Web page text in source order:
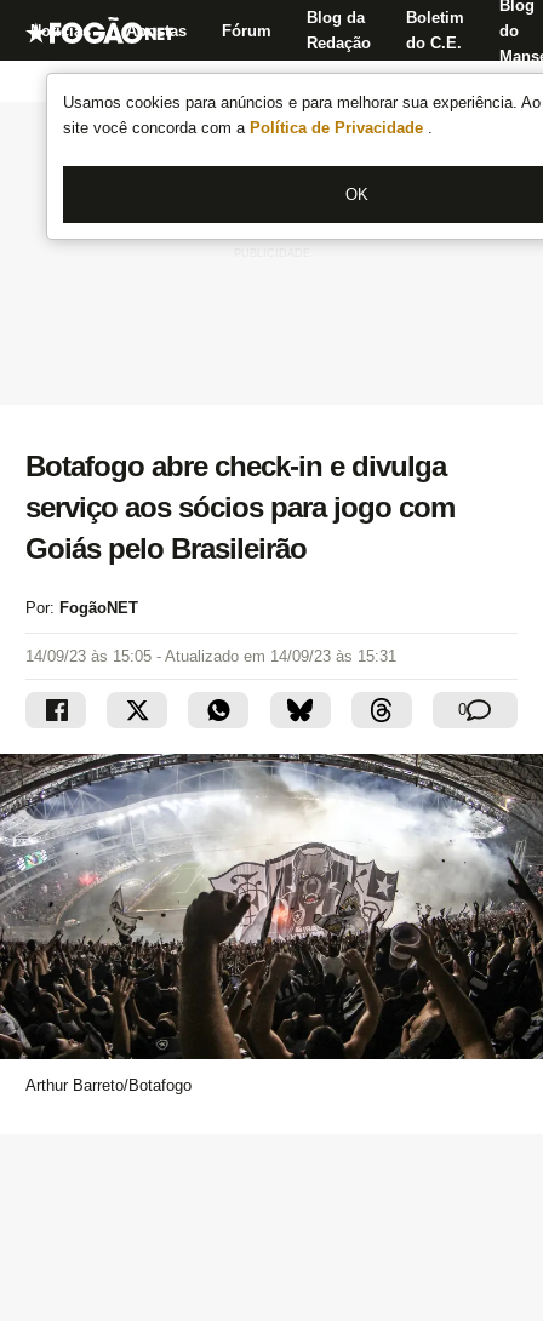
Usamos cookies para anúncios e para melhorar sua experiência.
site você concorda com a Política de Privacidade .
OK
Notícias Apostas Fórum
Blog da
Redação
Boletim
do C.E.
Blog
do
Botafogo abre check-in e divulga
serviço aos sócios para jogo com
Goiás pelo Brasileirão
Por: FogãoNET
14/09/23 às 15:05 - Atualizado em 14/09/23 às 15:31
0
Arthur Barreto/Botafogo